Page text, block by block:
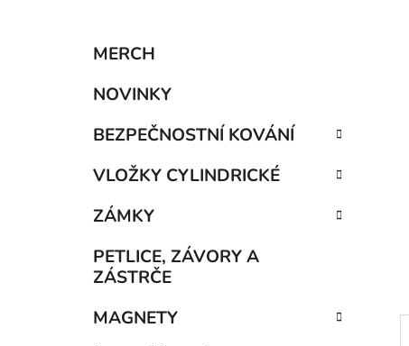
Přeskočit
kategorie
MERCH
NOVINKY
BEZPEČNOSTNÍ KOVÁNÍ
VLOŽKY CYLINDRICKÉ
ZÁMKY
PETLICE, ZÁVORY A
ZÁSTRČE
MAGNETY